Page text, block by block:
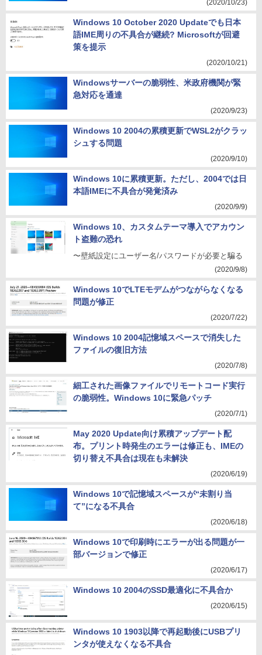
(2020/10/23)
Windows 10 October 2020 Updateでも日本
語IME周りの不具合が継続? Microsoftが回避
策を提示
(2020/10/21)
Windowsサーバーの脆弱性、米政府機関が緊
急対応を通達
(2020/9/23)
Windows 10 2004の累積更新でWSL2がクラッ
シュする問題
(2020/9/10)
Windows 10に累積更新。ただし、2004では日
本語IMEに不具合が発覚済み
(2020/9/9)
Windows 10、カスタムテーマ導入でアカウン
ト盗難の恐れ
〜壁紙設定にユーザー名/パスワードが必要と騙る
(2020/9/8)
Windows 10でLTEモデムがつながらなくなる
問題が修正
(2020/7/22)
Windows 10 2004記憶域スペースで消失した
ファイルの復旧方法
(2020/7/8)
細工された画像ファイルでリモートコード実行
の脆弱性。Windows 10に緊急パッチ
(2020/7/1)
May 2020 Update向け累積アップデート配
布。プリント時発生のエラーは修正も、IMEの
切り替え不具合は現在も未解決
(2020/6/19)
Windows 10で記憶域スペースが“未割り当
て”になる不具合
(2020/6/18)
Windows 10で印刷時にエラーが出る問題が一
部バージョンで修正
(2020/6/17)
Windows 10 2004のSSD最適化に不具合か
(2020/6/15)
Windows 10 1903以降で再起動後にUSBプリ
ンタが使えなくなる不具合